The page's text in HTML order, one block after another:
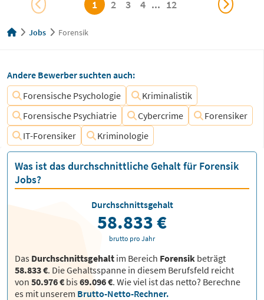
1 2 3 4 ... 12
Jobs Forensik
Andere Bewerber suchten auch:
Forensische Psychologie
Kriminalistik
Forensische Psychiatrie
Cybercrime
Forensiker
IT-Forensiker
Kriminologie
Was ist das durchschnittliche Gehalt für Forensik
Jobs?
Das Durchschnittsgehalt im Bereich Forensik beträgt
58.833 €. Die Gehaltsspanne in diesem Berufsfeld reicht
von 50.976 € bis69.096 €. Wie viel ist das netto? Berechne
es mit unserem Brutto-Netto-Rechner.
Durchschnittsgehalt
58.833 €
brutto pro Jahr